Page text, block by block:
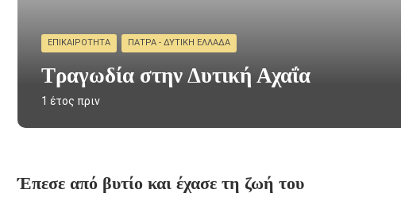
ΕΠΙΚΑΙΡΌΤΗΤΑ ΠΆΤΡΑ - ΔΥΤΙΚΉ ΕΛΛΆΔΑ
Τραγωδία στην Δυτική Αχαΐα
1 έτος πριν
Έπεσε από βυτίο και έχασε τη ζωή του